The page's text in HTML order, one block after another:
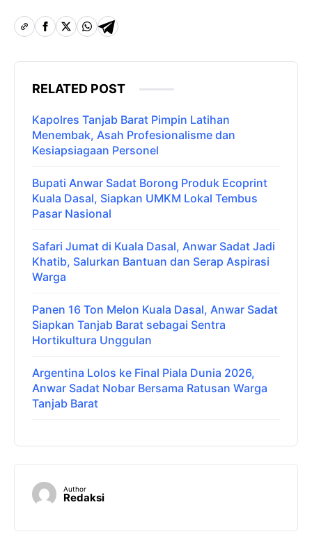
RELATED POST
Kapolres Tanjab Barat Pimpin Latihan
Menembak, Asah Profesionalisme dan
Kesiapsiagaan Personel
Bupati Anwar Sadat Borong Produk Ecoprint
Kuala Dasal, Siapkan UMKM Lokal Tembus
Pasar Nasional
Safari Jumat di Kuala Dasal, Anwar Sadat Jadi
Khatib, Salurkan Bantuan dan Serap Aspirasi
Warga
Panen 16 Ton Melon Kuala Dasal, Anwar Sadat
Siapkan Tanjab Barat sebagai Sentra
Hortikultura Unggulan
Argentina Lolos ke Final Piala Dunia 2026,
Anwar Sadat Nobar Bersama Ratusan Warga
Tanjab Barat
Author
Redaksi